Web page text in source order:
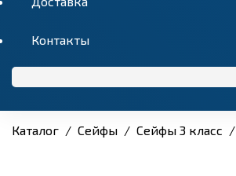
Контакты
Каталог / Сейфы / Сейфы 3 класс /